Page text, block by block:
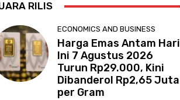
RILIS
ECONOMICS AND BUSINESS
Harga Emas Antam Hari
Ini 7 Agustus 2026
Turun Rp29.000, Kini
Dibanderol Rp2,65 Juta
per Gram